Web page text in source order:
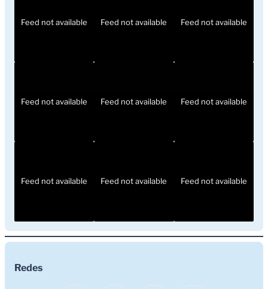
Feed not available Feed not available Feed not available
Feed not available Feed not available Feed not available
Feed not available Feed not available Feed not available
Redes